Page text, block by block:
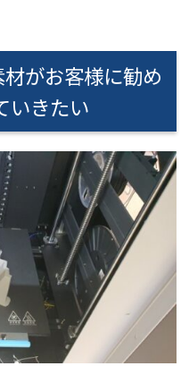
がお客様に勧め
いきたい